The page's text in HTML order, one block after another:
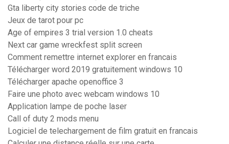
Gta liberty city stories code de triche
Jeux de tarot pour pc
Age of empires 3 trial version 1.0 cheats
Next car game wreckfest split screen
Comment remettre internet explorer en francais
Télécharger word 2019 gratuitement windows 10
Télécharger apache openoffice 3
Faire une photo avec webcam windows 10
Application lampe de poche laser
Call of duty 2 mods menu
Logiciel de telechargement de film gratuit en francais